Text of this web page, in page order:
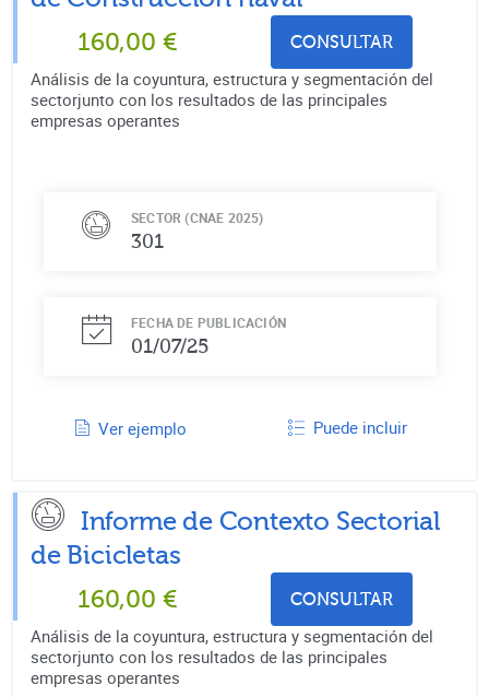
160,00 € CONSULTAR
Análisis de la coyuntura, estructura y segmentación del
sectorjunto con los resultados de las principales
empresas operantes
SECTOR (CNAE 2025)
301
FECHA DE PUBLICACIÓN
01/07/25
Ver ejemplo Puede incluir
Informe de Contexto Sectorial
de Bicicletas
160,00 € CONSULTAR
Análisis de la coyuntura, estructura y segmentación del
sectorjunto con los resultados de las principales
empresas operantes